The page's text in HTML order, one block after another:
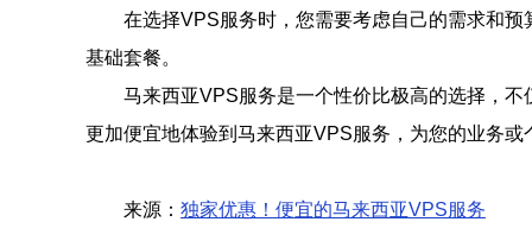
在选择VPS服务时，您需要考虑自己的需求和
基础套餐。
马来西亚VPS服务是一个性价比极高的选择，
更加便宜地体验到马来西亚VPS服务，为您的业务或
来源： 独家优惠！便宜的马来西亚VPS服务